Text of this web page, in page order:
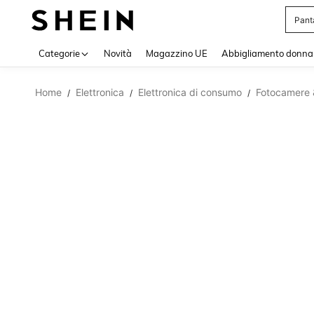
Categorie Novità Magazzino UE Abbigliamento donna
Home / Elettronica / Elettronica di consumo / Fotocamere